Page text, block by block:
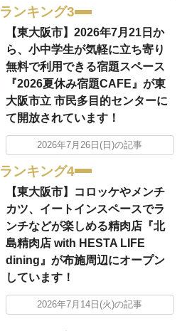
ランキング3
【東大阪市】2026年7月21日か
ら、小中学生が気軽に立ち寄り
無料で利用できる宿題スペース
『2026夏休み宿題CAFE』が東
大阪市立 市民多目的センターに
て開放されています！
2026年7月26日(日)の記事
ランキング4
【東大阪市】コロッケやメンチ
カツ、イートインスペースでラ
ンチなどが楽しめる精肉店『北
島精肉店 with HESTA LIFE
dining』が布施周辺にオープン
しています！
2026年7月14日(火)の記事